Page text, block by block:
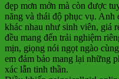
đẹp mơn mởn mà còn được
năng và thái độ phục vụ. Anh
khác nhau như sinh viên, giá
đều mang đến trải nghiệm
mịn, giọng nói ngọt ngào
em đảm bảo mang lại những
xác lẫn tinh thần.